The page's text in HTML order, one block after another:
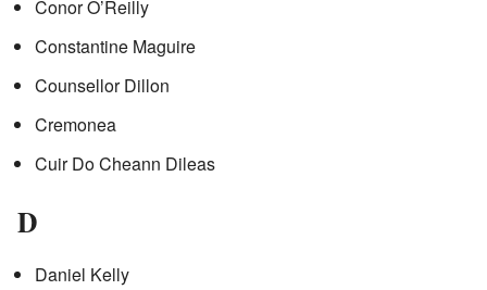
Conor O’Reilly
Constantine Maguire
Counsellor Dillon
Cremonea
Cuir Do Cheann Dileas
D
Daniel Kelly